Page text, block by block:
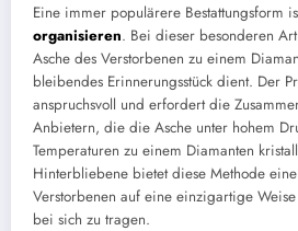
Eine immer populärere Bestattungsform
organisieren. Bei dieser besonderen
Asche des Verstorbenen zu einem
bleibendes Erinnerungsstück dient. Der
anspruchsvoll und erfordert die
Anbietern, die die Asche unter hohem
Temperaturen zu einem Diamanten
Hinterbliebene bietet diese Methode
Verstorbenen auf eine einzigartige
bei sich zu tragen.